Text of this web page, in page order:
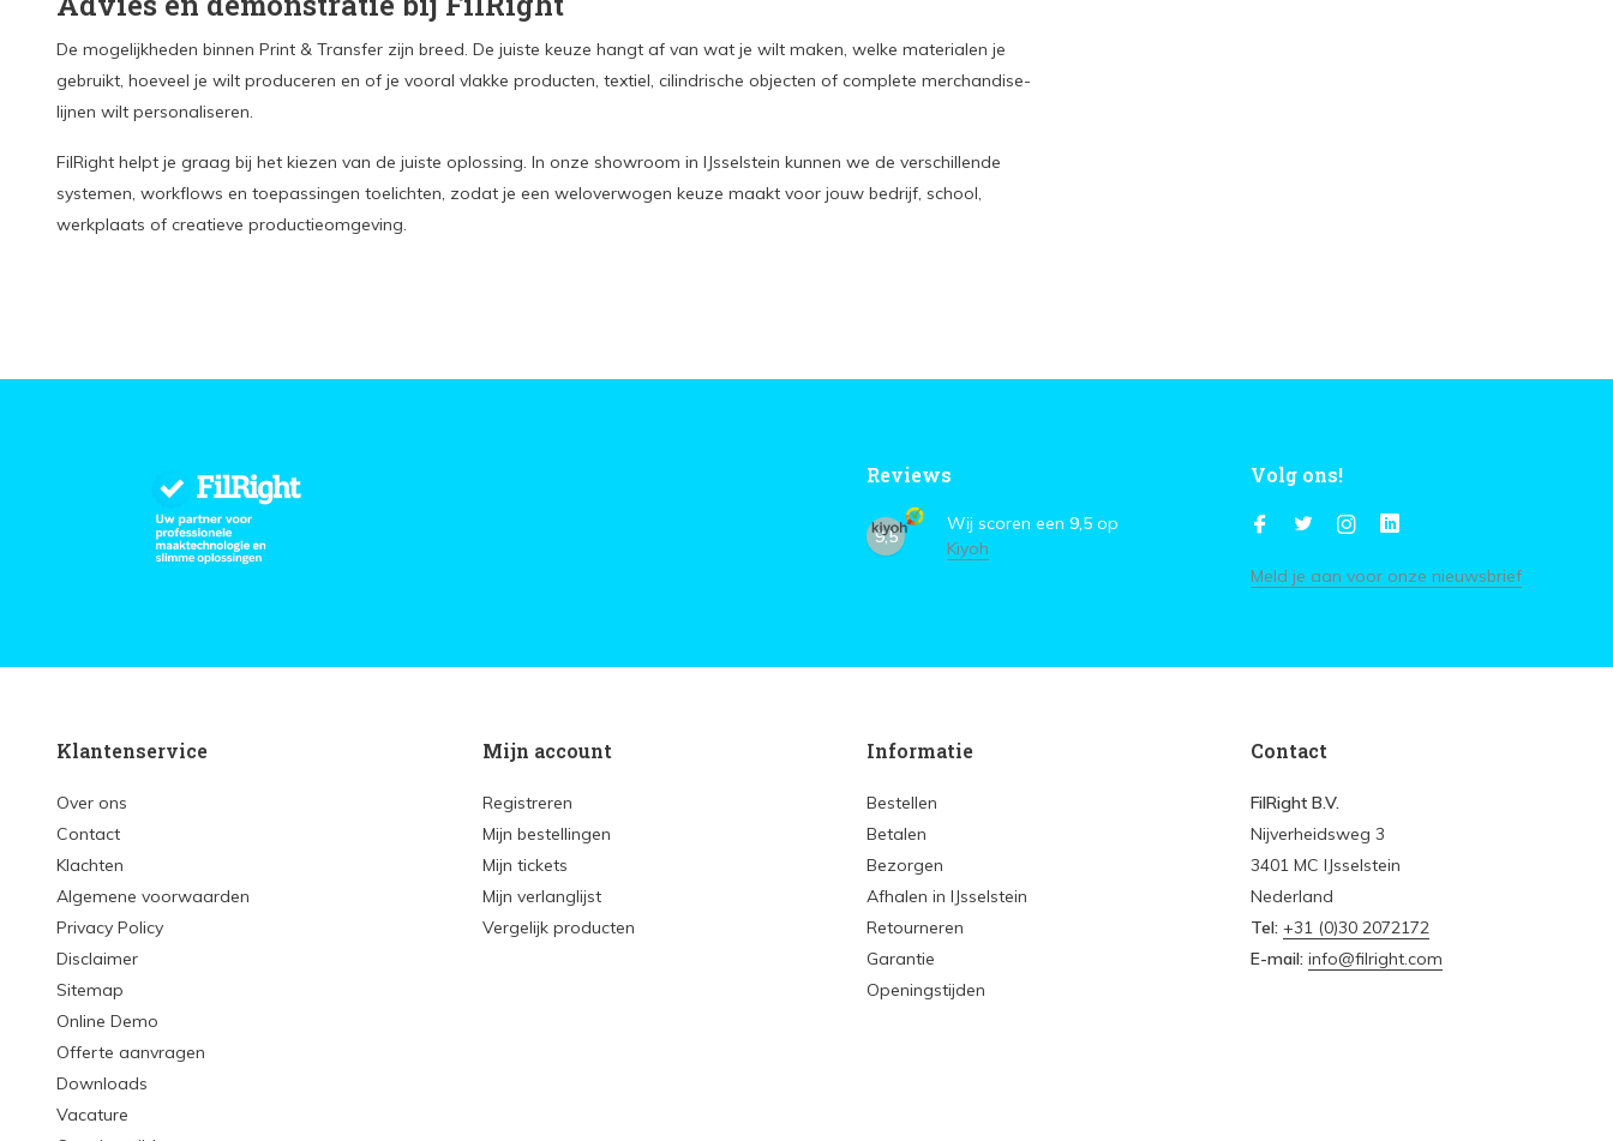
De mogelijkheden binnen Print & Transfer zijn breed. De juiste keuze hangt af van wat je wilt maken, welke materialen je
gebruikt, hoeveel je wilt produceren en of je vooral vlakke producten, textiel, cilindrische objecten of complete merchandise-
lijnen wilt personaliseren.
FilRight helpt je graag bij het kiezen van de juiste oplossing. In onze showroom in IJsselstein kunnen we de verschillende
systemen, workflows en toepassingen toelichten, zodat je een weloverwogen keuze maakt voor jouw bedrijf, school,
werkplaats of creatieve productieomgeving.
Reviews
9,5
Wij scoren een 9,5 op
Kiyoh
Volg ons!
Meld je aan voor onze nieuwsbrief
Klantenservice
Over ons
Contact
Klachten
Algemene voorwaarden
Privacy Policy
Disclaimer
Sitemap
Online Demo
Offerte aanvragen
Downloads
Vacature
Mijn account
Registreren
Mijn bestellingen
Mijn tickets
Mijn verlanglijst
Vergelijk producten
Informatie
Bestellen
Betalen
Bezorgen
Afhalen in IJsselstein
Retourneren
Garantie
Openingstijden
Contact
FilRight B.V.
Nijverheidsweg 3
3401 MC IJsselstein
Nederland
Tel: +31 (0)30 2072172
E-mail: info@filright.com